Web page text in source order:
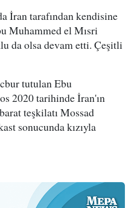
İran tarafından kendisine
Muhammed el Mısri
da olsa devam etti. Çeşitli
tutulan Ebu
2020 tarihinde İran'ın
teşkilatı Mossad
sonucunda kızıyla